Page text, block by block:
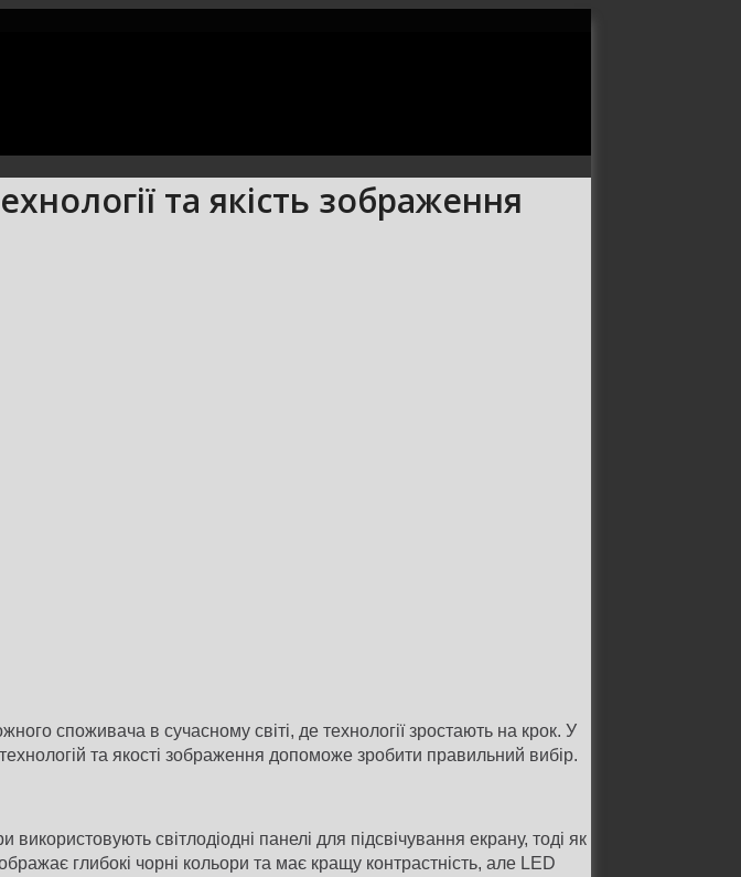
та якість зображення
споживача в сучасному світі, де технології зростають на крок. У
та якості зображення допоможе зробити правильний вибір.
використовують світлодіодні панелі для підсвічування екрану, тоді як
глибокі чорні кольори та має кращу контрастність, але LED